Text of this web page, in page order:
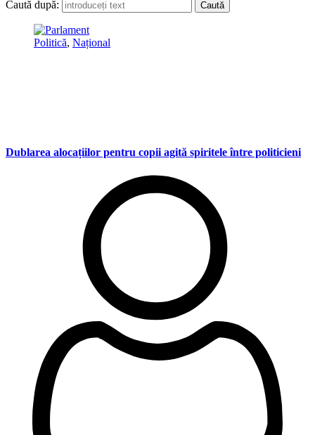
Caută după:
Politică, Național
Dublarea alocațiilor pentru copii agită spiritele între politicieni